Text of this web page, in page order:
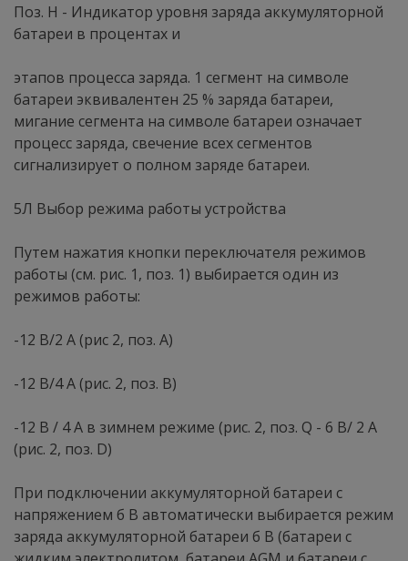
Поз. Н - Индикатор уровня заряда аккумуляторной
батареи в процентах и
этапов процесса заряда. 1 сегмент на символе
батареи эквивалентен 25 % заряда батареи,
мигание сегмента на символе батареи означает
процесс заряда, свечение всех сегментов
сигнализирует о полном заряде батареи.
5Л Выбор режима работы устройства
Путем нажатия кнопки переключателя режимов
работы (см. рис. 1, поз. 1) выбирается один из
режимов работы:
-12 В/2 А (рис 2, поз. А)
-12 В/4 А (рис. 2, поз. В)
-12 В / 4 А в зимнем режиме (рис. 2, поз. Q - 6 В/ 2 А
(рис. 2, поз. D)
При подключении аккумуляторной батареи с
напряжением б В автоматически выбирается режим
заряда аккумуляторной батареи б В (батареи с